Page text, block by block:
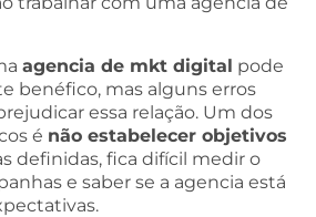
agencia de mkt digital pode
benéfico, mas alguns erros
essa relação. Um dos
é não estabelecer objetivos
definidas, fica difícil medir o
e saber se a agencia está